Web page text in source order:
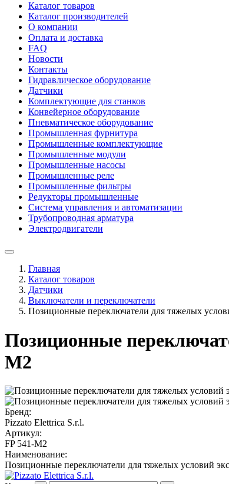
Каталог товаров
Каталог производителей
О компании
Оплата и доставка
FAQ
Новости
Контакты
Гидравлическое оборудование
Датчики
Комплектующие для станков
Конвейерное оборудование
Пневматическое оборудование
Промышленная фурнитура
Промышленные комплектующие
Промышленные модули
Промышленные насосы
Промышленные реле
Промышленные фильтры
Редукторы промышленные
Система управления и автоматизации
Трубопроводная арматура
Электродвигатели
Главная
Каталог товаров
Датчики
Выключатели и переключатели
Позиционные переключатели для тяжелых
Позиционные
M2
Бренд:
Pizzato Elettrica S.r.l.
Артикул:
FP 541-M2
Наименование:
Позиционные переключатели для тяжелых условий